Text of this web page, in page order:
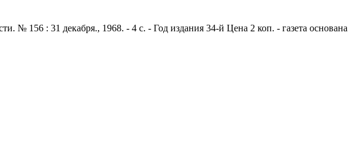
№ 156 : 31 декабря., 1968. - 4 с. - Год издания 34-й Цена 2 коп. - газета основана